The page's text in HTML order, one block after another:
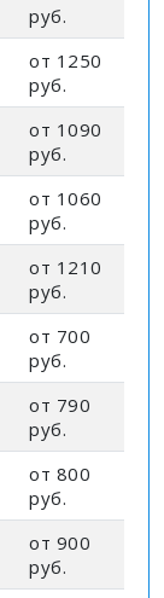
руб.
от 1250
руб.
от 1090
руб.
от 1060
руб.
от 1210
руб.
от 700
руб.
от 790
руб.
от 800
руб.
от 900
руб.